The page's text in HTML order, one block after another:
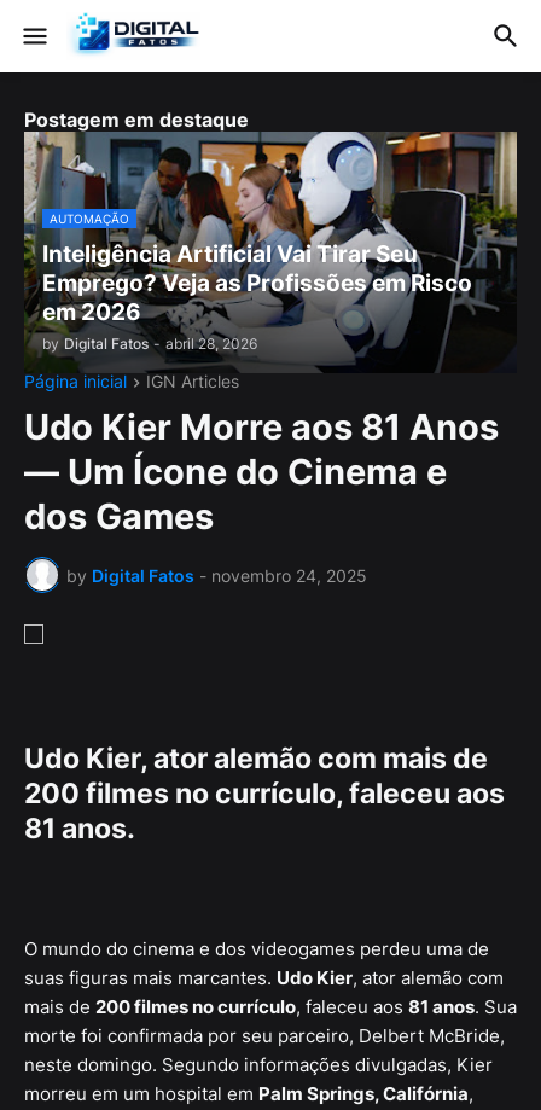
Postagem em destaque
AUTOMAÇÃO
Inteligência Artificial Vai Tirar Seu
Emprego? Veja as Profissões em Risco
em 2026
by Digital Fatos - abril 28, 2026
Página inicial IGN Articles
Udo Kier Morre aos 81 Anos
— Um Ícone do Cinema e
dos Games
by Digital Fatos - novembro 24, 2025
Udo Kier, ator alemão com mais de
200 filmes no currículo, faleceu aos
81 anos.
O mundo do cinema e dos videogames perdeu uma de
suas figuras mais marcantes. Udo Kier, ator alemão com
mais de 200 filmes no currículo, faleceu aos 81 anos. Sua
morte foi confirmada por seu parceiro, Delbert McBride,
neste domingo. Segundo informações divulgadas, Kier
morreu em um hospital em Palm Springs, Califórnia,